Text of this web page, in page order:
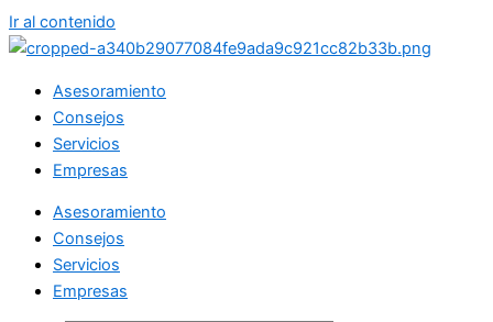
Ir al contenido
Asesoramiento
Consejos
Servicios
Empresas
Asesoramiento
Consejos
Servicios
Empresas